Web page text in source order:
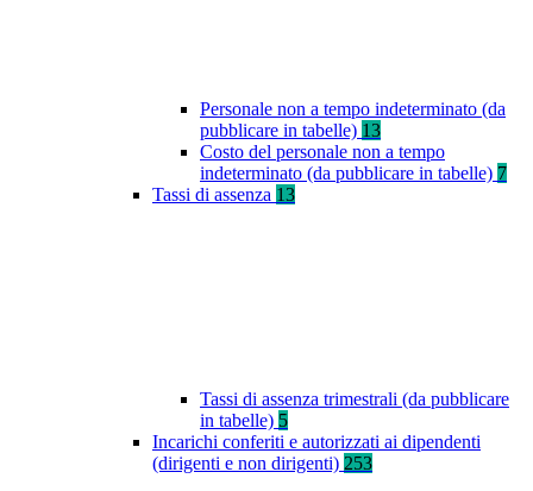
Personale non a tempo indeterminato (da
pubblicare in tabelle) 13
Costo del personale non a tempo
indeterminato (da pubblicare in tabelle) 7
Tassi di assenza 13
Tassi di assenza trimestrali (da pubblicare
in tabelle) 5
Incarichi conferiti e autorizzati ai dipendenti
(dirigenti e non dirigenti) 253